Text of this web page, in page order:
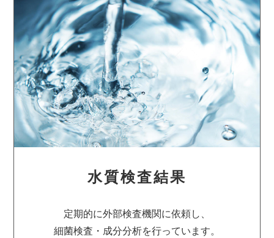
水質検査結果
定期的に外部検査機関に依頼し、
細菌検査・成分分析を行っています。